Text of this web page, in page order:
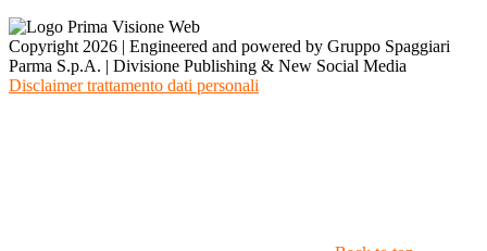
Copyright 2026 | Engineered and powered by Gruppo Spaggiari
Parma S.p.A. | Divisione Publishing & New Social Media
Disclaimer trattamento dati personali